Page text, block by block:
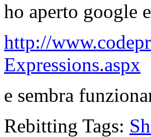
ho aperto google
http://
Expressions.aspx
e sembra
Rebitting Tags: